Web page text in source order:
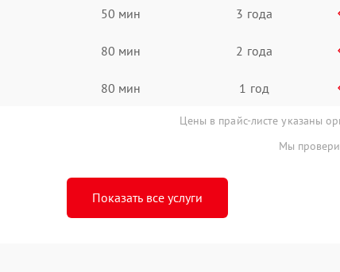
50 мин 3 года
80 мин 2 года
80 мин 1 год
Цены в прайс-листе указаны
Мы
Показать все услуги